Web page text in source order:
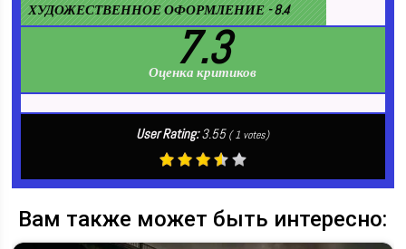
ХУДОЖЕСТВЕННОЕ ОФОРМЛЕНИЕ - 8.4
7.3
Оценка критиков
User Rating:3.55 (1 votes)
Вам также может быть интересно: